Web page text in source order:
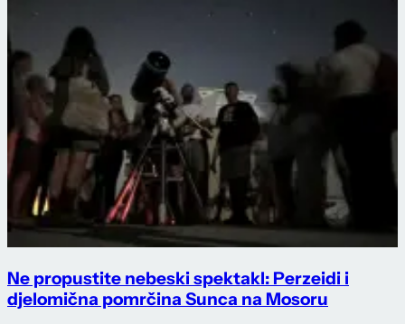
Ne propustite nebeski spektakl: Perzeidi i
djelomična pomrčina Sunca na Mosoru